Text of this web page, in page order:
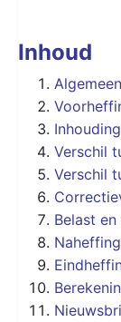
Inhoud
Algemeen
Verschil
Verschil
Belast
Naheffing